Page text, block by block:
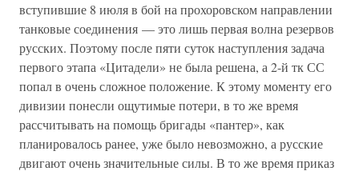
вступившие 8 июля в бой на прохоровском направлении
танковые соединения — это лишь первая волна резервов
русских. Поэтому после пяти суток наступления задача
первого этапа «Цитадели» не была решена, а 2-й тк СС
попал в очень сложное положение. К этому моменту его
дивизии понесли ощутимые потери, в то же время
рассчитывать на помощь бригады «пантер», как
планировалось ранее, уже было невозможно, а русские
двигают очень значительные силы. В то же время приказ